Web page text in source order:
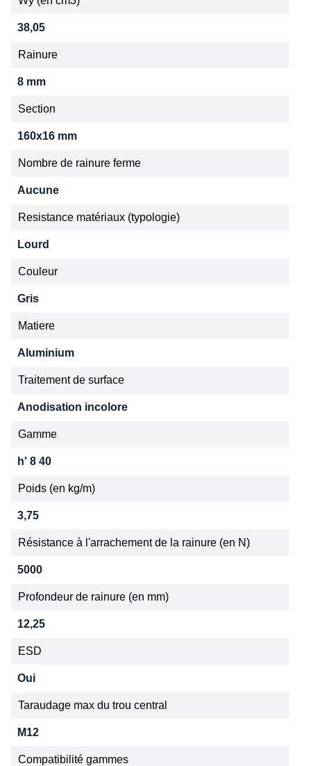
38,05
Rainure
8 mm
Section
160x16 mm
Nombre de rainure ferme
Aucune
Resistance matériaux (typologie)
Lourd
Couleur
Gris
Matiere
Aluminium
Traitement de surface
Anodisation incolore
Gamme
h' 8 40
Poids (en kg/m)
3,75
Résistance à l'arrachement de la rainure (en N)
5000
Profondeur de rainure (en mm)
12,25
ESD
Oui
Taraudage max du trou central
M12
Compatibilité gammes